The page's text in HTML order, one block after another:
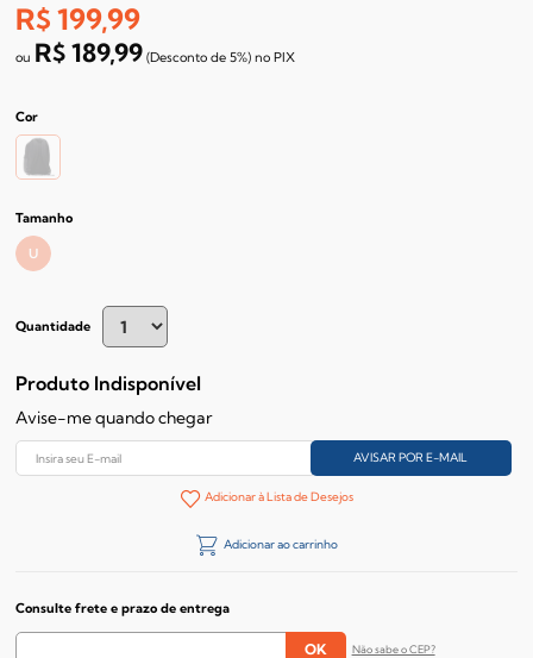
R$ 199,99
R$ 189,99 (Desconto de 5%) no PIX
Cor
Tamanho
U
Quantidade
Produto Indisponível
Avise-me quando chegar
Adicionar à Lista de Desejos
Adicionar ao carrinho
Consulte frete e prazo de entrega
Não sabe o CEP?